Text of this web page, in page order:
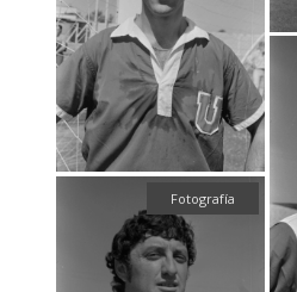
Fotografía